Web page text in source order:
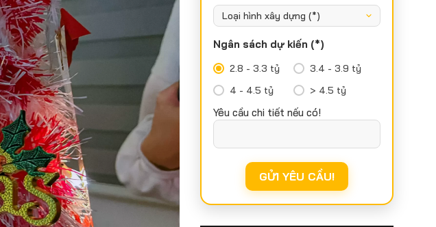
Ngân sách dự kiến (*)
2.8 - 3.3 tỷ
3.4 - 3.9 tỷ
4 - 4.5 tỷ
> 4.5 tỷ
Yêu cầu chi tiết nếu có!